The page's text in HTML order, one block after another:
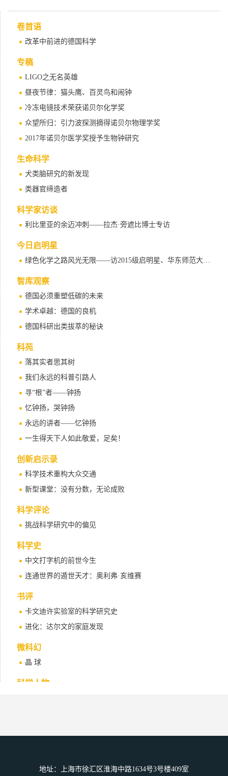
卷首语
改革中前进的德国科学
专稿
LIGO之无名英雄
昼夜节律：猫头鹰、百灵鸟和闹钟
冷冻电镜技术荣获诺贝尔化学奖
众望所归：引力波探测摘得诺贝尔物理学奖
2017年诺贝尔医学奖授予生物钟研究
生命科学
犬类脑研究的新发现
类器官缔造者
科学家访谈
利比里亚的余迈冲刺——拉杰·旁遮比博士专访
今日启明星
绿色化学之路风光无限——访2015级启明星、华东师范大学姜雪峰教授
智库观察
德国必须重塑低碳的未来
学术卓越：德国的良机
德国科研出类拔萃的秘诀
科苑
落其实者思其树
我们永远的科普引路人
寻“根”者——钟扬
忆钟扬，哭钟扬
永远的讲者——忆钟扬
一生得天下人如此敬爱，足矣！
创新启示录
科学技术重构大众交通
新型课堂：没有分数，无论成败
科学评论
挑战科学研究中的偏见
科学史
中文打字机的前世今生
连通世界的遁世天才：奥利弗·亥维赛
书评
卡文迪许实验室的科学研究史
进化：达尔文的家庭发现
微科幻
晶 球
科学人物
地址：上海市徐汇区淮海中路1634号3号楼409室